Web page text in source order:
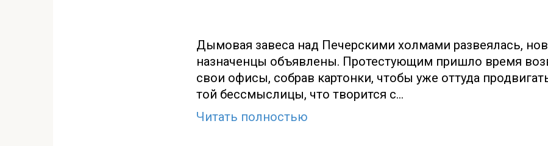
Дымовая завеса над Печерскими холмами развеялась,
назначенцы объявлены. Протестующим пришло время
свои офисы, собрав картонки, чтобы уже оттуда
той бессмыслицы, что творится с…
Читать полностью